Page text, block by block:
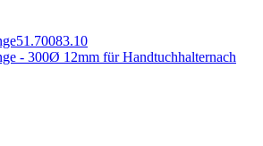
51.70083.10
- 300Ø 12mm für Handtuchhalternach